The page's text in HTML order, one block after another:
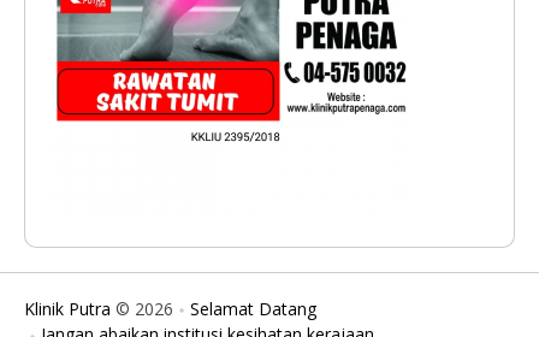
Klinik Putra © 2026
Selamat Datang